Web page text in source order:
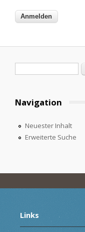
Navigation
Neuester Inhalt
Erweiterte Suche
Links